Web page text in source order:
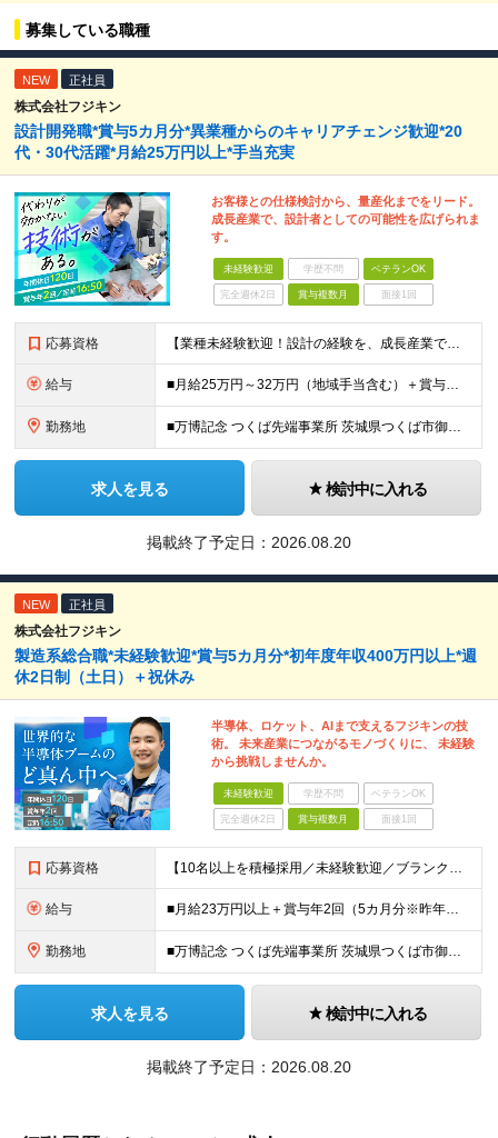
募集している職種
NEW 正社員
株式会社フジキン
設計開発職*賞与5カ月分*異業種からのキャリアチェンジ歓迎*20
代・30代活躍*月給25万円以上*手当充実
お客様との仕様検討から、量産化までをリード。
成長産業で、設計者としての可能性を広げられま
す。
未経験歓迎 学歴不問 ベテランOK
完全週休2日 賞与複数月 面接1回
応募資格 【業種未経験歓迎！設計の経験を、成長産業で活かせます】 ＜応募条件＞ ◇高卒以上 ◇業種未経験歓迎 ◇何らかの製品設計経験をお持ちの方（分野不問） └2DCADまたは3DCADの操作経験がある方を想定しています ＜こんな方を歓迎します＞ ◎学生時代に理系（機械・電気・材料など）を専攻していた方 ◎仕様検討や量産化まで関わり、設計者として仕事の幅を広げたい方 ◎半導体分野など、成長産業にチャレンジしたい方 ◎将来的にリーダーやマネジメントにも挑戦したい方 ◎安定した環境で、長く専門性を磨いていきたい方
給与 ■月給25万円～32万円（地域手当含む）＋賞与年2回（5カ月分※昨年度実績）＋各種手当 ※上記月給には月1万9075円以上の地域手当を含みます ※上記月給に残業代は含みません、残業代は別途全額支給いたします ※これまでの経験・スキルを考慮して優遇いたします
勤務地 ■万博記念 つくば先端事業所 茨城県つくば市御幸が丘18 ※U・Iターン歓迎
求人を見る 検討中に入れる
掲載終了予定日：2026.08.20
NEW 正社員
株式会社フジキン
製造系総合職*未経験歓迎*賞与5カ月分*初年度年収400万円以上*週
休2日制（土日）＋祝休み
半導体、ロケット、AIまで支えるフジキンの技
術。 未来産業につながるモノづくりに、 未経験
から挑戦しませんか。
未経験歓迎 学歴不問 ベテランOK
完全週休2日 賞与複数月 面接1回
応募資格 【10名以上を積極採用／未経験歓迎／ブランクOK】 ＜応募条件＞ ◇高卒以上 ◇職種・業種未経験歓迎 ◇第二新卒歓迎 ＜こんな方を歓迎します＞ ◎チームで協力しながら仕事を進めたい方 ◎モノづくりに興味がある方 ◎世界トップクラスの技術に触れながら成長したい方 ◎安定した環境で、長くキャリアを築きたい方 ◎資格取得やスキルアップにも前向きに取り組める方
給与 ■月給23万円以上＋賞与年2回（5カ月分※昨年度実績）＋各種手当 ※上記月給に残業代は含みません、残業代は別途全額支給いたします ※これまでの経験・スキルを考慮して優遇いたします
勤務地 ■万博記念 つくば先端事業所 茨城県つくば市御幸が丘18 ※U・Iターン歓迎
求人を見る 検討中に入れる
掲載終了予定日：2026.08.20